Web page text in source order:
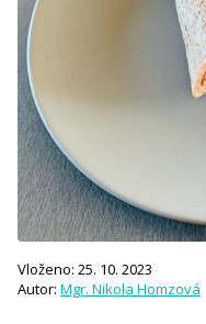
Vloženo: 25. 10. 2023
Autor: Mgr. Nikola Homzová